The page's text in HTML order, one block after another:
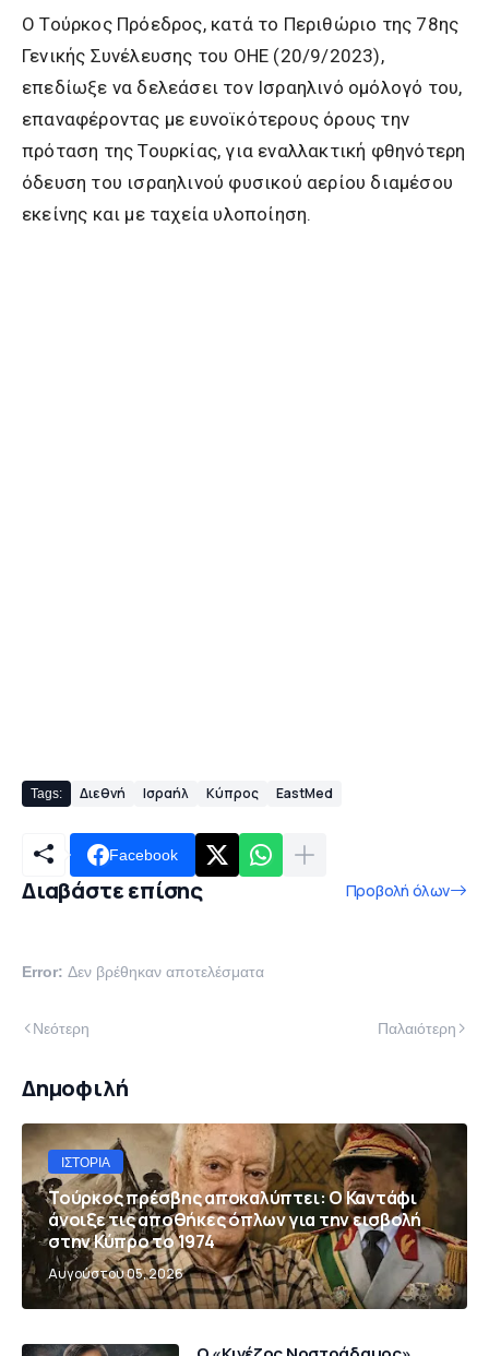
Ο Τούρκος Πρόεδρος, κατά το Περιθώριο της 78ης
Γενικής Συνέλευσης του ΟΗΕ (20/9/2023),
επεδίωξε να δελεάσει τον Ισραηλινό ομόλογό του,
επαναφέροντας με ευνοϊκότερους όρους την
πρόταση της Τουρκίας, για εναλλακτική φθηνότερη
όδευση του ισραηλινού φυσικού αερίου διαμέσου
εκείνης και με ταχεία υλοποίηση.
Tags: Διεθνή Ισραήλ Κύπρος EastMed
Facebook
Διαβάστε επίσης Προβολή όλων
Error: Δεν βρέθηκαν αποτελέσματα
Νεότερη Παλαιότερη
Δημοφιλή
ΙΣΤΟΡΊΑ
Τούρκος πρέσβης αποκαλύπτει: Ο Καντάφι
άνοιξε τις αποθήκες όπλων για την εισβολή
στην Κύπρο το 1974
Αυγούστου 05, 2026